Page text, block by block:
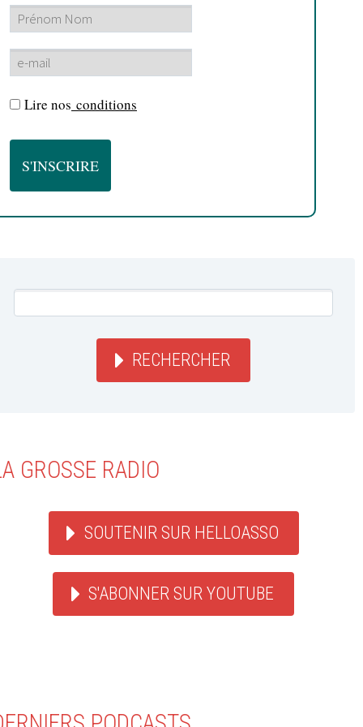
Lire nos conditions
RECHERCHER
GROSSE RADIO
SOUTENIR SUR HELLOASSO
S'ABONNER SUR YOUTUBE